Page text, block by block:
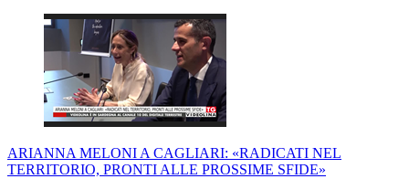
ARIANNA MELONI A CAGLIARI: «RADICATI NEL
TERRITORIO, PRONTI ALLE PROSSIME SFIDE»